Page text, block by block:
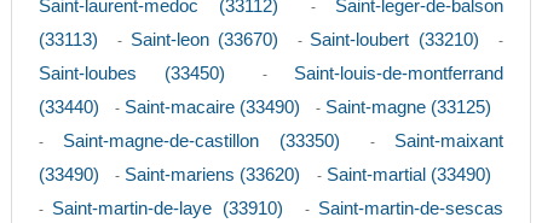
Saint-laurent-medoc (33112) - Saint-leger-de-balson
(33113)
- Saint-leon (33670) - Saint-loubert (33210) -
Saint-loubes (33450) - Saint-louis-de-montferrand
(33440)
- Saint-macaire (33490) - Saint-magne (33125)
- Saint-magne-de-castillon (33350) - Saint-maixant
(33490)
- Saint-mariens (33620) - Saint-martial (33490)
- Saint-martin-de-laye (33910) - Saint-martin-de-sescas